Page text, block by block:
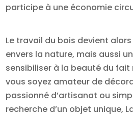
participe à une économie
Le travail du bois devient
envers la nature, mais aussi
sensibiliser à la beauté du
vous soyez amateur de
passionné d’artisanat ou
recherche d’un objet unique,